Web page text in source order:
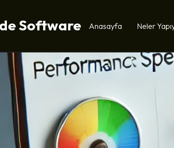
Software Anasayfa Neler